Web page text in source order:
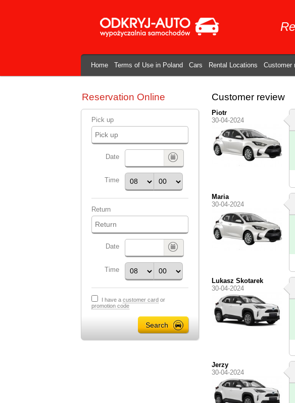
Home Terms of Use in Poland Cars Rental Locations Customer
Reservation Online
Pick up
Date
Time
Return
Date
Time
I have a customer card or
promotion code
Customer review
Piotr
30-04-2024
Maria
30-04-2024
Lukasz Skotarek
30-04-2024
Jerzy
30-04-2024